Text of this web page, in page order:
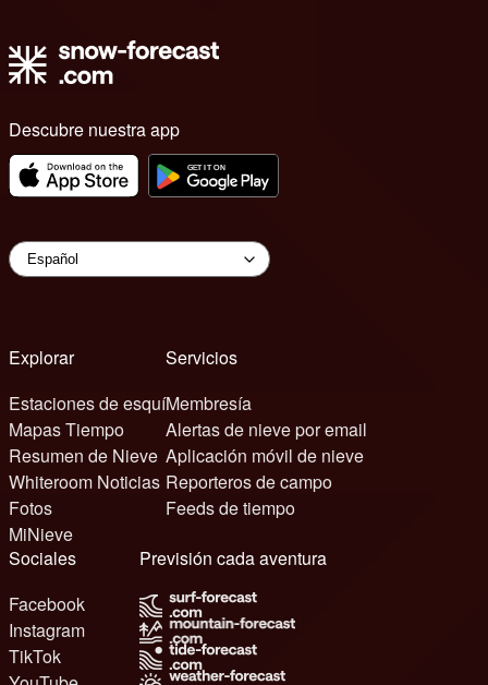
Descubre nuestra app
Explorar
Estaciones de esquí
Mapas Tiempo
Resumen de Nieve
Whiteroom Noticias
Fotos
MiNieve
Servicios
Membresía
Alertas de nieve por email
Aplicación móvil de nieve
Reporteros de campo
Feeds de tiempo
Sociales
Facebook
Instagram
TikTok
Previsión cada aventura